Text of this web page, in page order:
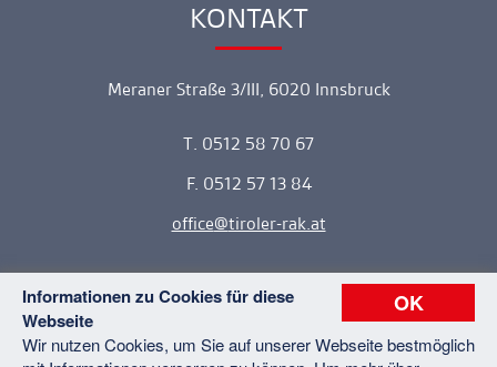
OK
Informationen zu Cookies für diese
Webseite
Wir nutzen Cookies, um Sie auf unserer Webseite bestmöglich
Ankerlink
KONTAKT
Meraner Straße 3/III, 6020 Innsbruck
T. 0512 58 70 67
F. 0512 57 13 84
office
tiroler-rak.at
Copyright © 2026 Tiroler Rechtsanwaltskammer. Alle Rechte
vorbehalten.